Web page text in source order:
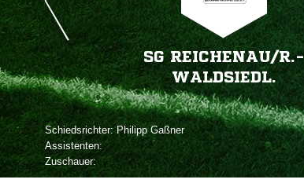
SG REICHENAU/​R.-
WALDSIEDL.
Schiedsrichter: 
Assistenten:
Zuschauer: